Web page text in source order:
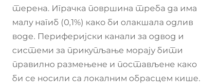
терена. Играчка површина треба да има
малу нагиб (0,1%) како би олакшала одлив
воде. Периферијски канали за одвод и
системи за прикупљање морају бити
правилно размењене и постављене како
би се носили са локалним обрасцем кише.